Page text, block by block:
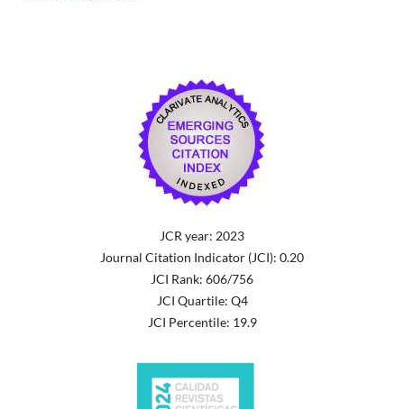
JCR year: 2023
Journal Citation Indicator (JCI): 0.20
JCI Rank: 606/756
JCI Quartile: Q4
JCI Percentile: 19.9